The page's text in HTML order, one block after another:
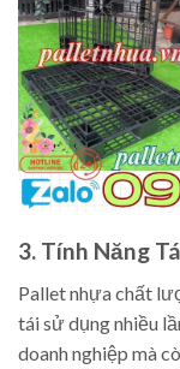
3. Tính Năng
Pallet nhựa chất
tái sử dụng nhiều
doanh nghiệp mà